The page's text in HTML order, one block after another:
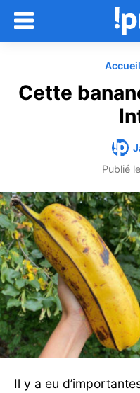
Accueil
Cette
Publié le
Il y a eu